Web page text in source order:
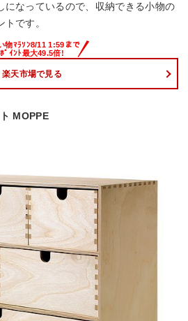
になっているので、収納できる小物の
です。
楽天市場で見る
MOPPE